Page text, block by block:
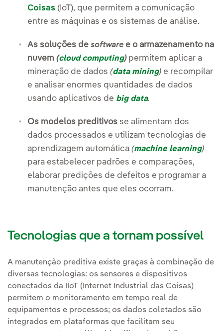
Coisas (IoT), que permitem a comunicação
entre as máquinas e os sistemas de análise.
As soluções de software e o armazenamento na
nuvem (cloud computing)permitem aplicar a
mineração de dados (data mining) e recompilar
e analisar enormes quantidades de dados
usando aplicativos de big data.
Os modelos preditivos se alimentam dos
dados processados e utilizam tecnologias de
aprendizagem automática (machine learning)
para estabelecer padrões e comparações,
elaborar predições de defeitos e programar a
manutenção antes que eles ocorram.
Tecnologias que a tornam possível
A manutenção preditiva existe graças à combinação de
diversas tecnologias: os sensores e dispositivos
conectados da IIoT (Internet Industrial das Coisas)
permitem o monitoramento em tempo real de
equipamentos e processos; os dados coletados são
integrados em plataformas que facilitam seu